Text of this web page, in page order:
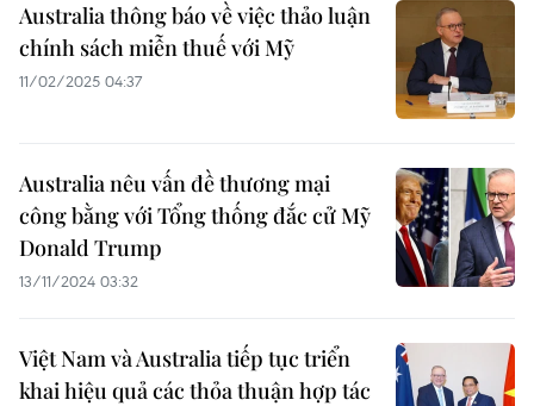
Australia thông báo về việc thảo luận
chính sách miễn thuế với Mỹ
11/02/2025 04:37
Australia nêu vấn đề thương mại
công bằng với Tổng thống đắc cử Mỹ
Donald Trump
13/11/2024 03:32
Việt Nam và Australia tiếp tục triển
khai hiệu quả các thỏa thuận hợp tác